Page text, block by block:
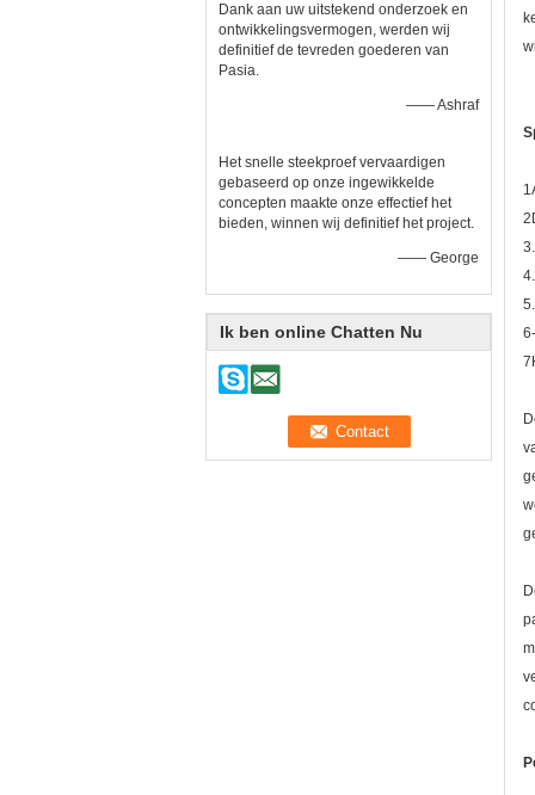
Dank aan uw uitstekend onderzoek en
ontwikkelingsvermogen, werden wij
definitief de tevreden goederen van
Pasia.
—— Ashraf
Het snelle steekproef vervaardigen
gebaseerd op onze ingewikkelde
concepten maakte onze effectief het
bieden, winnen wij definitief het project.
—— George
Ik ben online Chatten Nu